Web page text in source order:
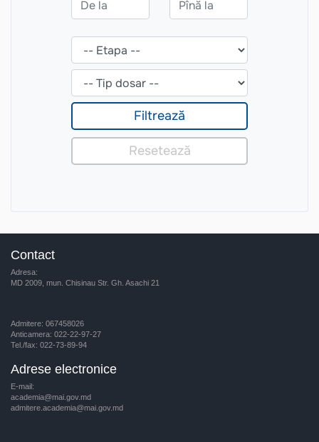
Contact
Adresa:
MD 2009, mun. Chisinau Str. Gh. Asachi 21
Admitere: 067458026
Anticamera: 022-22-97-27
Tel./fax: 022-73-89-94
Adrese electronice
E-mail:
academia@mai.gov.md
admitere.academia@mai.gov.md